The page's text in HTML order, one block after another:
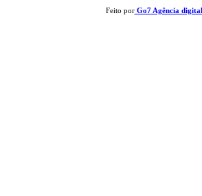
Feito porGo7 Agência digital